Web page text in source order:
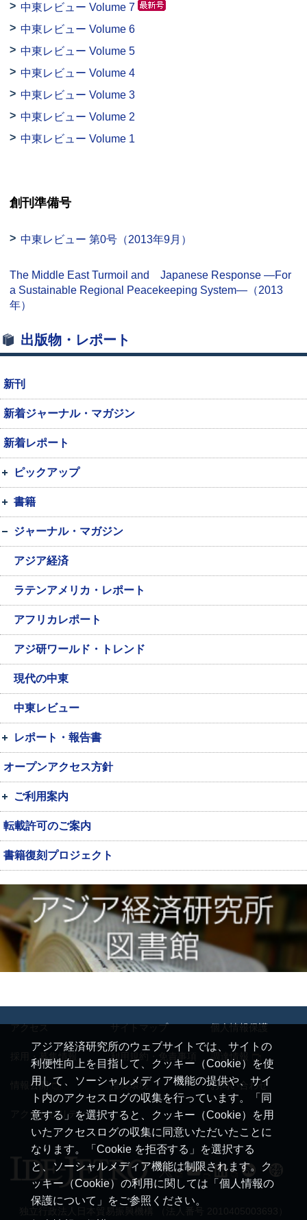
中東レビュー Volume 7
中東レビュー Volume 6
中東レビュー Volume 5
中東レビュー Volume 4
中東レビュー Volume 3
中東レビュー Volume 2
中東レビュー Volume 1
創刊準備号
中東レビュー 第0号（2013年9月）
The Middle East Turmoil and Japanese Response —For
a Sustainable Regional Peacekeeping System— （2013
年）
出版物・レポート
新刊
新着ジャーナル・マガジン
新着レポート
ピックアップ
書籍
ジャーナル・マガジン
アジア経済
ラテンアメリカ・レポート
アフリカレポート
アジ研ワールド・トレンド
現代の中東
中東レビュー
レポート・報告書
オープンアクセス方針
ご利用案内
転載許可のご案内
書籍復刻プロジェクト
アジア経済研究所のウェブサイトでは、サイトの
利便性向上を目指して、クッキー（Cookie）を使
用して、ソーシャルメディア機能の提供や、サイ
ト内のアクセスログの収集を行っています。「同
意する」を選択すると、クッキー（Cookie）を用
いたアクセスログの収集に同意いただいたことに
なります。「Cookie を拒否する」を選択する
と、ソーシャルメディア機能は制限されます。ク
ッキー（Cookie）の利用に関しては「個人情報の
保護について」をご参照ください。
アクセス サイトマップ 個人情報保護
採用・募集情報 利用規約・免責事項
情報公開 推奨環境 お問い合わせ
アクセシビリティ